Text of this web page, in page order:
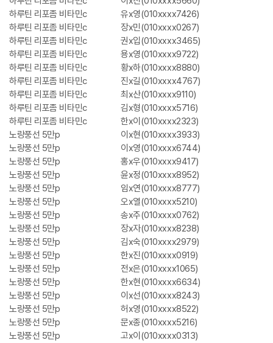
하루틴 리포좀 비타민c
유x영(010xxxx7426)
하루틴 리포좀 비타민c
장x민(010xxxx0267)
하루틴 리포좀 비타민c
권x입(010xxxx3465)
하루틴 리포좀 비타민c
용x영(010xxxx9722)
하루틴 리포좀 비타민c
황x하(010xxxx8880)
하루틴 리포좀 비타민c
진x길(010xxxx4767)
하루틴 리포좀 비타민c
최x산(010xxxx9110)
하루틴 리포좀 비타민c
김x형(010xxxx5716)
하루틴 리포좀 비타민c
한x이(010xxxx2323)
노랑풍선 5만p
이x현(010xxxx3933)
노랑풍선 5만p
이x영(010xxxx6744)
노랑풍선 5만p
홍x우(010xxxx9417)
노랑풍선 5만p
윤x정(010xxxx8952)
노랑풍선 5만p
임x연(010xxxx8777)
노랑풍선 5만p
오x열(010xxxx5210)
노랑풍선 5만p
송x주(010xxxx0762)
노랑풍선 5만p
장x자(010xxxx8238)
노랑풍선 5만p
김x숙(010xxxx2979)
노랑풍선 5만p
한x진(010xxxx0919)
노랑풍선 5만p
전x은(010xxxx1065)
노랑풍선 5만p
한x현(010xxxx6634)
노랑풍선 5만p
이x선(010xxxx8243)
노랑풍선 5만p
허x영(010xxxx8522)
노랑풍선 5만p
문x종(010xxxx5216)
노랑풍선 5만p
고x이(010xxxx0313)